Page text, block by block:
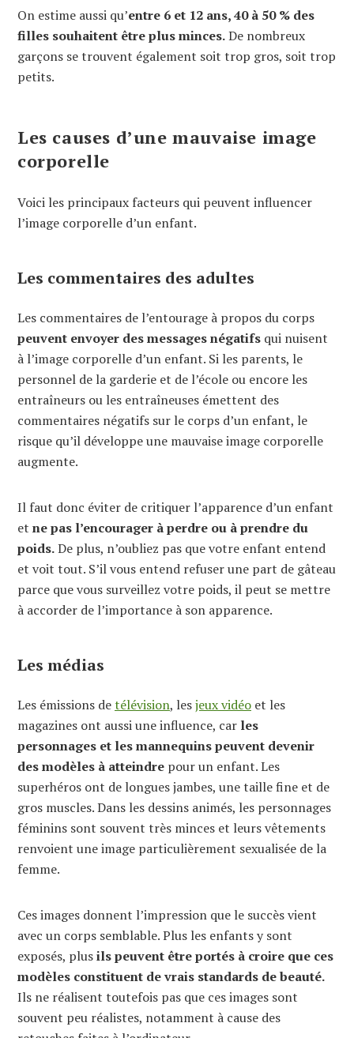
On estime aussi qu’entre 6 et 12 ans, 40 à 50 % des
filles souhaitent être plus minces.De nombreux
garçons se trouvent également soit trop gros, soit trop
petits.
Les causes d’une mauvaise image
corporelle
Voici les principaux facteurs qui peuvent influencer
l’image corporelle d’un enfant.
Les commentaires des adultes
Les commentaires de l’entourage à propos du corps
peuvent envoyer des messages négatifs qui nuisent
à l’image corporelle d’un enfant. Si les parents, le
personnel de la garderie et de l’école ou encore les
entraîneurs ou les entraîneuses émettent des
commentaires négatifs sur le corps d’un enfant, le
risque qu’il développe une mauvaise image corporelle
augmente.
Il faut donc éviter de critiquer l’apparence d’un enfant
et ne pas l’encourager à perdre ou à prendre du
poids.De plus, n’oubliez pas que votre enfant entend
et voit tout. S’il vous entend refuser une part de gâteau
parce que vous surveillez votre poids, il peut se mettre
à accorder de l’importance à son apparence.
Les médias
Les émissions detélévision, lesjeux vidéo et les
magazines ont aussi une influence, car les
personnages et les mannequins peuvent devenir
des modèles à atteindre pour un enfant. Les
superhéros ont de longues jambes, une taille fine et de
gros muscles. Dans les dessins animés, les personnages
féminins sont souvent très minces et leurs vêtements
renvoient une image particulièrement sexualisée de la
femme.
Ces images donnent l’impression que le succès vient
avec un corps semblable. Plus les enfants y sont
exposés, plusils peuvent être portés à croire que ces
modèles constituent de vrais standards de beauté.
Ils ne réalisent toutefois pas que ces images sont
souvent peu réalistes, notamment à cause des